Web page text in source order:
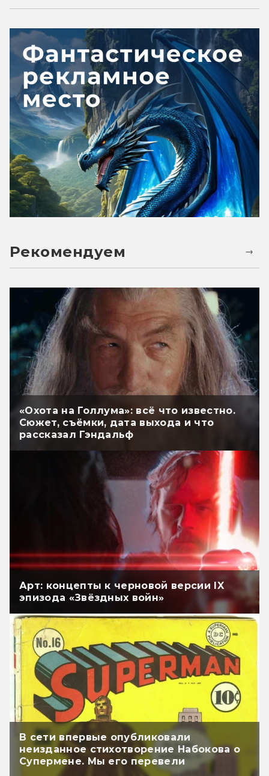
Рекомендуем
«Охота на Голлума»: всё что известно.
Сюжет, съёмки, дата выхода и что
рассказал Гэндальф
Арт: концепты к черновой версии IX
эпизода «Звёздных войн»
В сети впервые опубликовали
неизданное стихотворение Набокова о
Супермене. Мы его перевели